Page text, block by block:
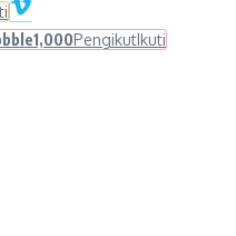
1,000PengikutIkuti